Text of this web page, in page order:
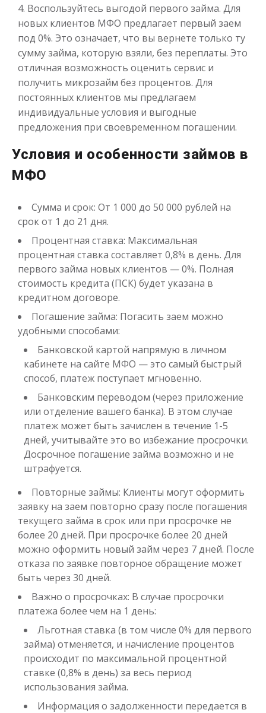
Воспользуйтесь выгодой первого займа. Для
новых клиентов МФО предлагает первый заем
под 0%. Это означает, что вы вернете только ту
сумму займа, которую взяли, без переплаты. Это
отличная возможность оценить сервис и
получить микрозайм без процентов. Для
постоянных клиентов мы предлагаем
индивидуальные условия и выгодные
предложения при своевременном погашении.
Условия и особенности займов в
МФО
Сумма и срок: От 1 000 до 50 000 рублей на
срок от 1 до 21 дня.
Процентная ставка: Максимальная
процентная ставка составляет 0,8% в день. Для
первого займа новых клиентов — 0%. Полная
стоимость кредита (ПСК) будет указана в
кредитном договоре.
Погашение займа: Погасить заем можно
удобными способами:
Банковской картой напрямую в личном
кабинете на сайте МФО — это самый быстрый
способ, платеж поступает мгновенно.
Банковским переводом (через приложение
или отделение вашего банка). В этом случае
платеж может быть зачислен в течение 1-5
дней, учитывайте это во избежание просрочки.
Досрочное погашение займа возможно и не
штрафуется.
Повторные займы: Клиенты могут оформить
заявку на заем повторно сразу после погашения
текущего займа в срок или при просрочке не
более 20 дней. При просрочке более 20 дней
можно оформить новый займ через 7 дней. После
отказа по заявке повторное обращение может
быть через 30 дней.
Важно о просрочках: В случае просрочки
платежа более чем на 1 день:
Льготная ставка (в том числе 0% для первого
займа) отменяется, и начисление процентов
происходит по максимальной процентной
ставке (0,8% в день) за весь период
использования займа.
Информация о задолженности передается в